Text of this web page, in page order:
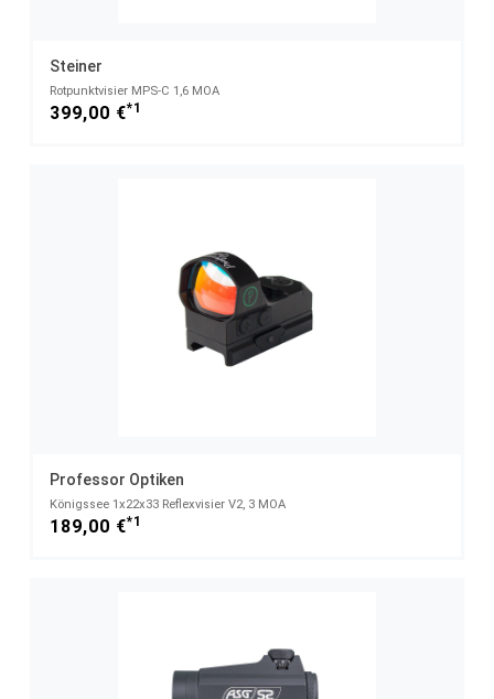
Steiner
Rotpunktvisier MPS-C 1,6 MOA
399,00 €*1
Professor Optiken
Königssee 1x22x33 Reflexvisier V2, 3 MOA
189,00 €*1